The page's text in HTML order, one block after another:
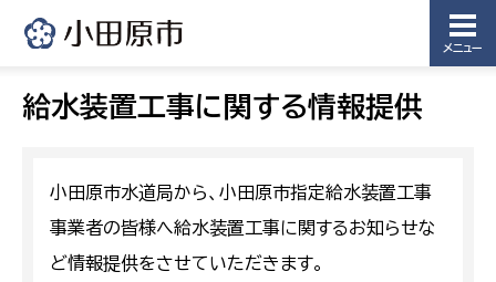
メニュー
給水装置工事に関する情報提供
小田原市水道局から、小田原市指定給水装置工事
事業者の皆様へ給水装置工事に関するお知らせな
ど情報提供をさせていただきます。